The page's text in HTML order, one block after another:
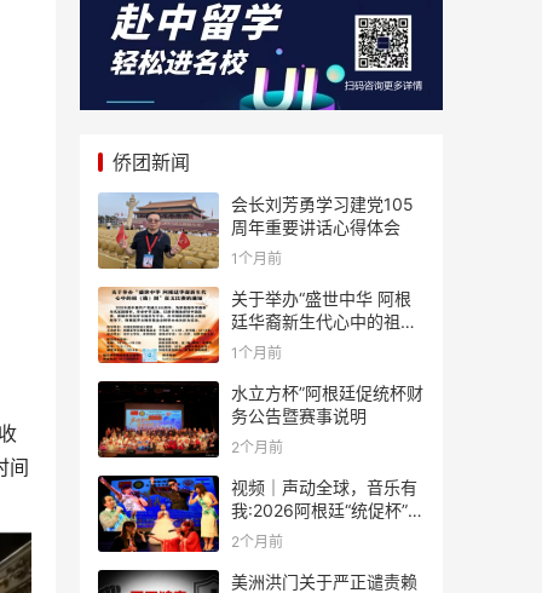
间
侨团新闻
会长刘芳勇学习建党105
周年重要讲话心得体会
1个月前
关于举办“盛世中华 阿根
廷华裔新生代心中的祖
(籍)国”征文比赛的通知
1个月前
水立方杯”阿根廷促统杯财
务公告暨赛事说明
2个月前
视频｜声动全球，音乐有
我:2026阿根廷“统促杯”水
立方中文歌曲大赛总决赛
2个月前
美洲洪门关于严正谴责赖